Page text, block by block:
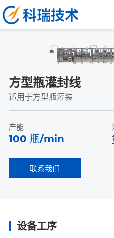
方型瓶灌封线
适用于方型瓶灌装
产能
100 瓶/min
联系我们
设备工序